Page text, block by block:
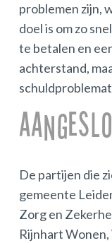
problemen zijn,
doel is om zo
te betalen en
achterstand,
De partijen die
gemeente
Zorg en
Rijnhart